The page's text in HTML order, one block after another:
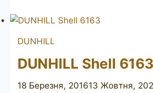
21061
DUNHILL
DUNHILL Shell 6163
18 Березня, 201613 Жовтня,